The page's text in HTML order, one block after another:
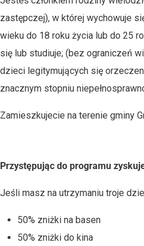
zastępczej), w której wychowuje
wieku do 18 roku życia lub do 25
się lub studiuje; (bez ograniczeń
dzieci legitymujących się
znacznym stopniu
Zamieszkujecie na terenie gminy
Przystępując do programu
Jeśli masz na utrzymaniu troje
50% zniżki na basen
50% zniżki do kina